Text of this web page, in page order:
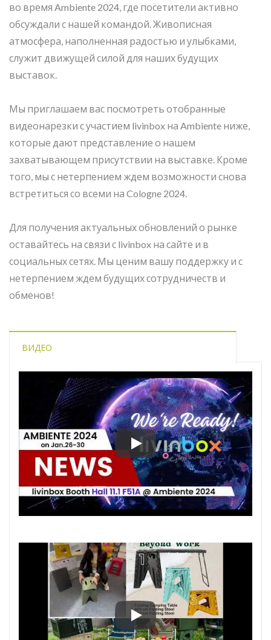
во время Ambiente 2024, где посетители активно
обсуждали с нашей командой. Живописная
атмосфера, наполненная радостью и улыбками,
служит движущей силой для наших будущих
выставок.
Мы приглашаем вас посмотреть отобранные
видеонарезки с участием livinbox на Ambiente ниже,
которые дают представление о нашем
захватывающем присутствии на выставке. Кроме
того, мы с нетерпением ждем возможности снова
встретиться со всеми на Cologne 2024.
Для получения актуальных обновлений о рынке
оставайтесь на связи с livinbox на сайте и в
социальных сетях. Мы ценим вашу поддержку и с
нетерпением ждем будущих сотрудничеств и
обменов!
ВИДЕО
Ambiente 2024:
Ambiente 2024: